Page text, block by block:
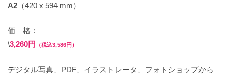
A2 （420 x 594 mm）
価 格：
\3,260円 （税込3,586円）
デジタル写真、PDF、イラストレータ、フォトショップから